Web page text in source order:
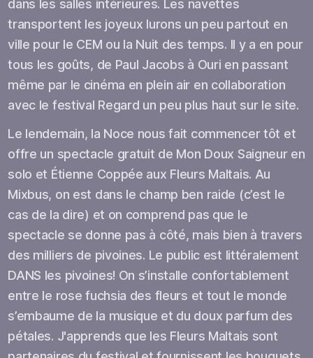
dans les salles intérieures. Les navettes
transportent les joyeux lurons un peu partout en
ville pour le CEM ou la Nuit des temps. Il y a en pour
tous les goûts, de Paul Jacobs à Ouri en passant
même par le cinéma en plein air en collaboration
avec le festival Regard un peu plus haut sur le site.
Le lendemain, la Noce nous fait commencer tôt et
offre un spectacle gratuit de Mon Doux Saigneur en
solo et Étienne Coppée aux Fleurs Maltais. Au
Mixbus, on est dans le champ ben raide (c’est le
cas de la dire) et on comprend pas que le
spectacle se donne pas à côté, mais bien à travers
des milliers de pivoines. Le public est littéralement
DANS les pivoines! On s’installe confortablement
entre le rose fuchsia des fleurs et tout le monde
s’embaume de la musique et du doux parfum des
pétales. J'apprends que les Fleurs Maltais sont